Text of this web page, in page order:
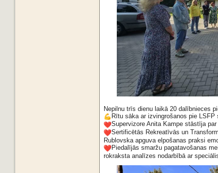
Nepilnu trīs dienu laikā 20 dalībnieces
Rītu sāka ar izvingrošanos pie
Supervizore Anita Kampe stāstīja
Sertificētās Rekreatīvās un
Rublovska apguva elpošanas praksi
Piedalījās smaržu pagatavošanas
rokraksta analīzes nodarbībā ar